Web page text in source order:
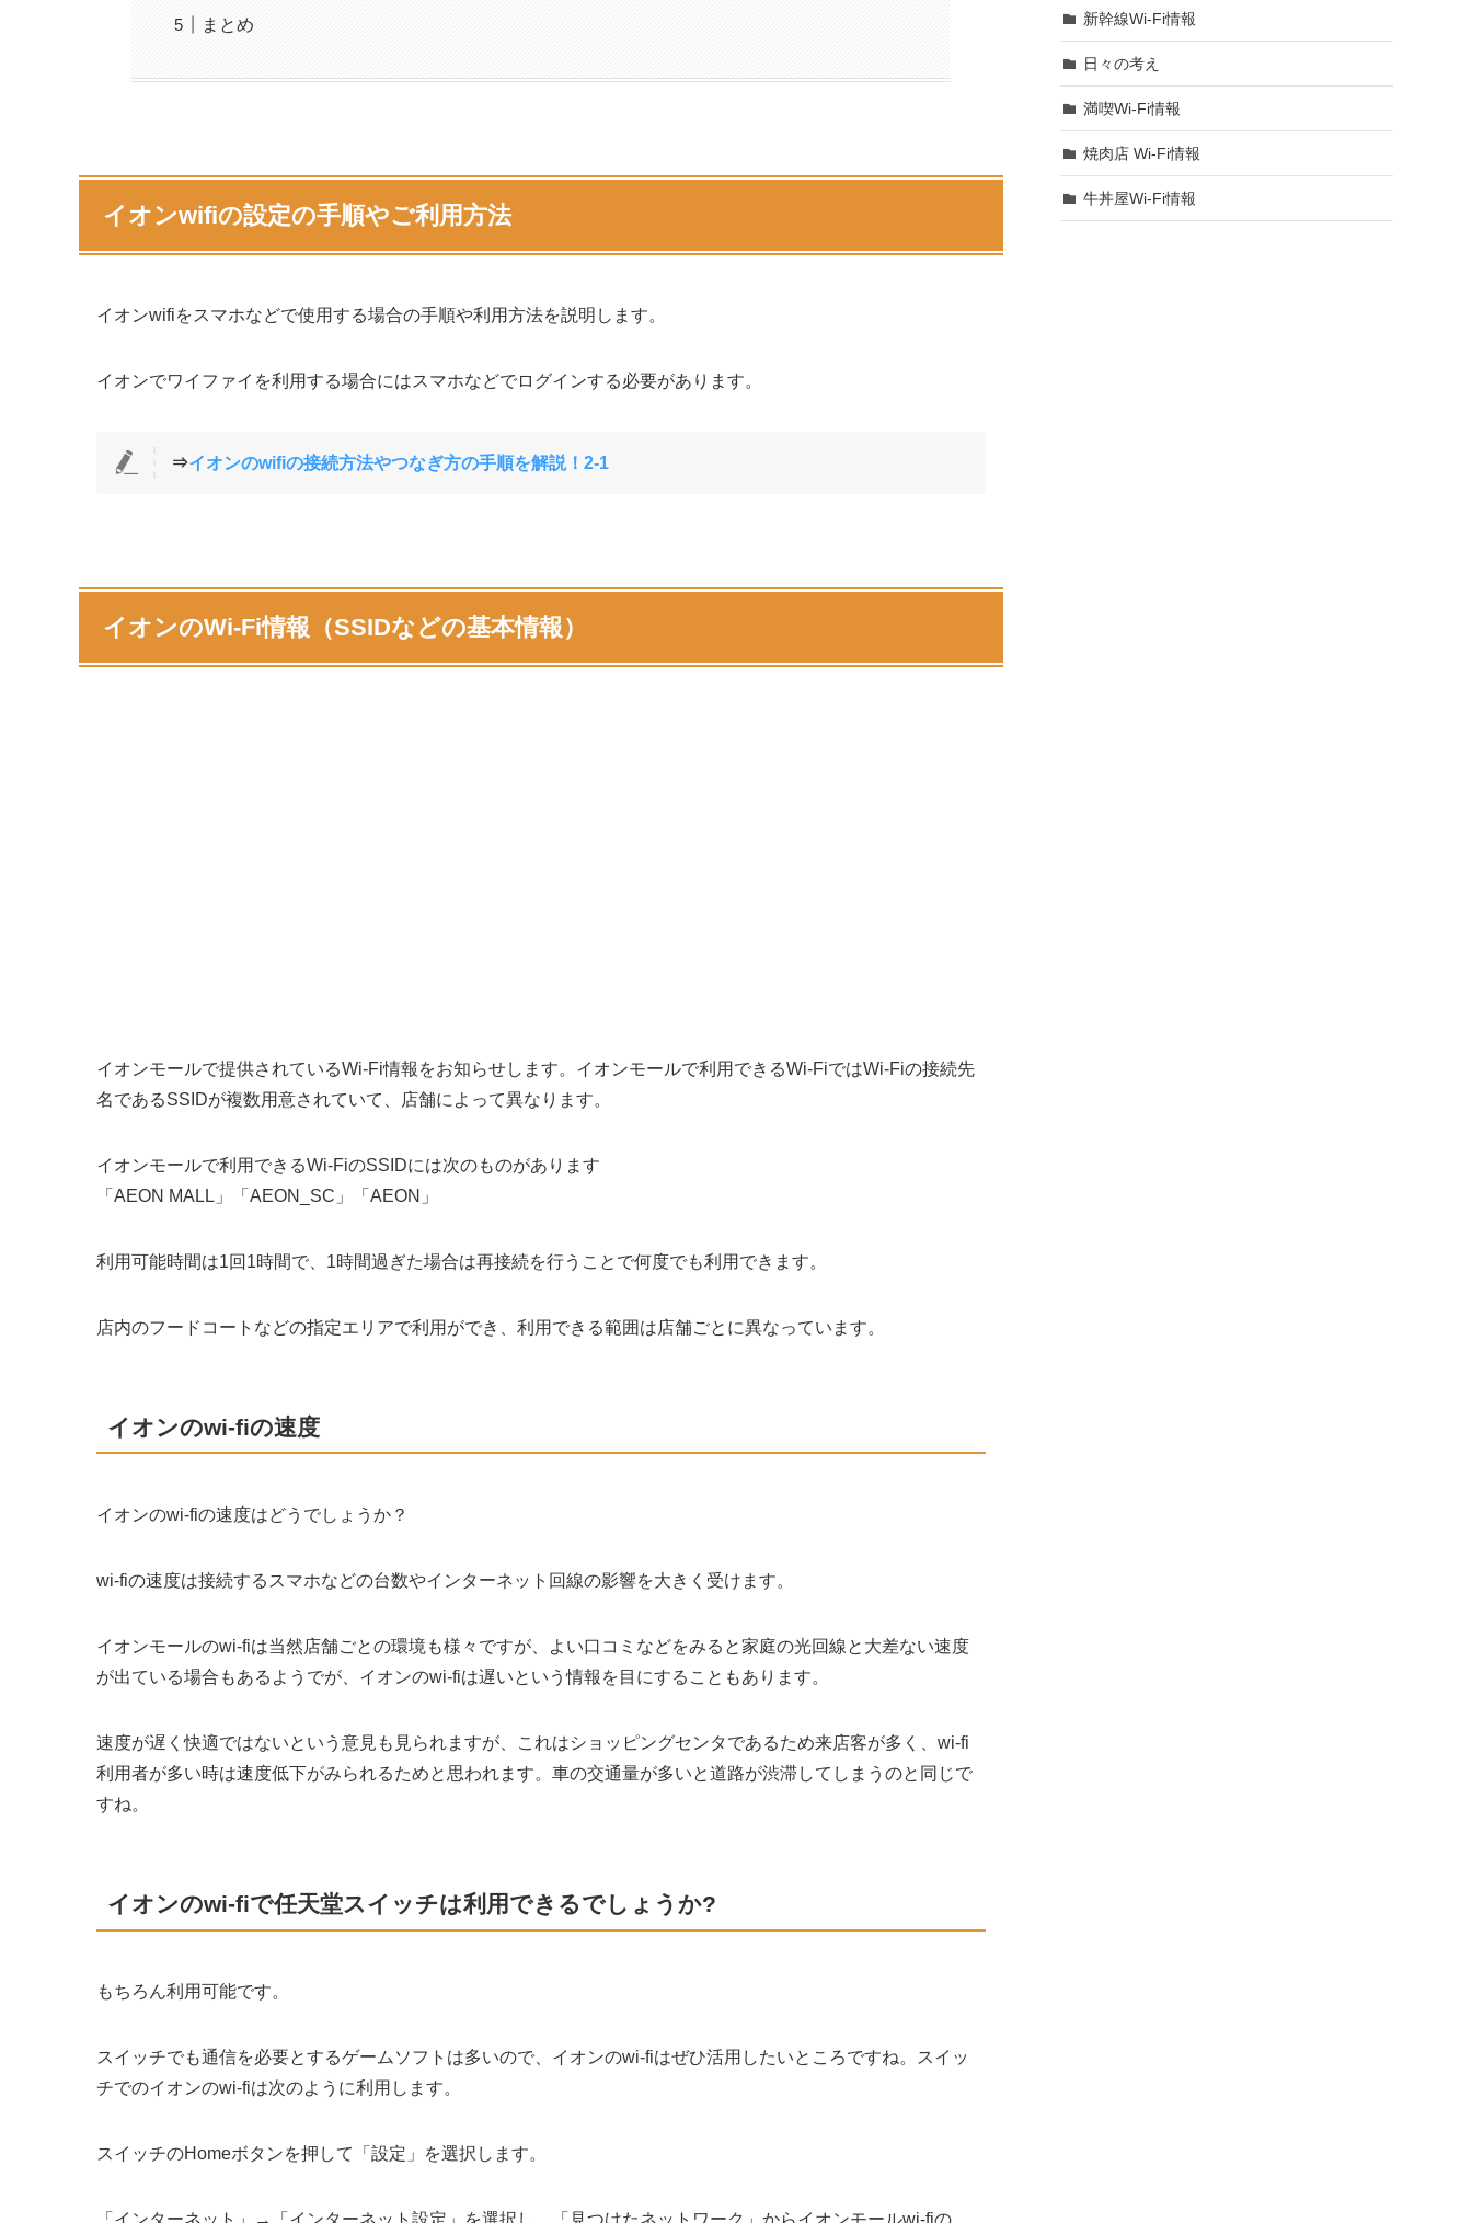
まとめ
イオンwifiの設定の手順やご利用方法
イオンwifiをスマホなどで使用する場合の手順や利用方法を説明します。
イオンでワイファイを利用する場合にはスマホなどでログインする必要があります。
⇒イオンのwifiの接続方法やつなぎ方の手順を解説！2-1
イオンのWi-Fi情報（SSIDなどの基本情報）
イオンモールで提供されているWi-Fi情報をお知らせします。イオンモールで利用できるWi-FiではWi-Fiの接続先
名であるSSIDが複数用意されていて、店舗によって異なります。
イオンモールで利用できるWi-FiのSSIDには次のものがあります
「AEON MALL」「AEON_SC」「AEON」
利用可能時間は1回1時間で、1時間過ぎた場合は再接続を行うことで何度でも利用できます。
店内のフードコートなどの指定エリアで利用ができ、利用できる範囲は店舗ごとに異なっています。
イオンのwi-fiの速度
イオンのwi-fiの速度はどうでしょうか？
wi-fiの速度は接続するスマホなどの台数やインターネット回線の影響を大きく受けます。
イオンモールのwi-fiは当然店舗ごとの環境も様々ですが、よい口コミなどをみると家庭の光回線と大差ない速度
が出ている場合もあるようでが、イオンのwi-fiは遅いという情報を目にすることもあります。
速度が遅く快適ではないという意見も見られますが、これはショッピングセンタであるため来店客が多く、wi-fi
利用者が多い時は速度低下がみられるためと思われます。車の交通量が多いと道路が渋滞してしまうのと同じで
すね。
イオンのwi-fiで任天堂スイッチは利用できるでしょうか?
もちろん利用可能です。
スイッチでも通信を必要とするゲームソフトは多いので、イオンのwi-fiはぜひ活用したいところですね。スイッ
チでのイオンのwi-fiは次のように利用します。
スイッチのHomeボタンを押して「設定」を選択します。
新幹線Wi-Fi情報
日々の考え
満喫Wi-Fi情報
焼肉店 Wi-Fi情報
牛丼屋Wi-Fi情報